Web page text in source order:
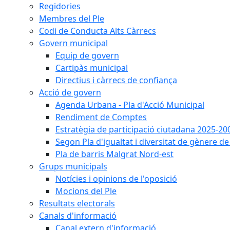
Regidories
Membres del Ple
Codi de Conducta Alts Càrrecs
Govern municipal
Equip de govern
Cartipàs municipal
Directius i càrrecs de confiança
Acció de govern
Agenda Urbana - Pla d'Acció Municipal
Rendiment de Comptes
Estratègia de participació ciutadana 2025-
Segon Pla d'igualtat i diversitat de gènere
Pla de barris Malgrat Nord-est
Grups municipals
Notícies i opinions de l'oposició
Mocions del Ple
Resultats electorals
Canals d'informació